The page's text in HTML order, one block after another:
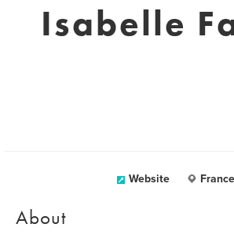
Isabelle
Website France
About